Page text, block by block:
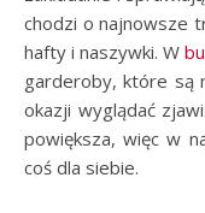
chodzi o najnowsze
hafty i naszywki. W
garderoby, które są
okazji wyglądać
powiększa, więc w
coś dla siebie.